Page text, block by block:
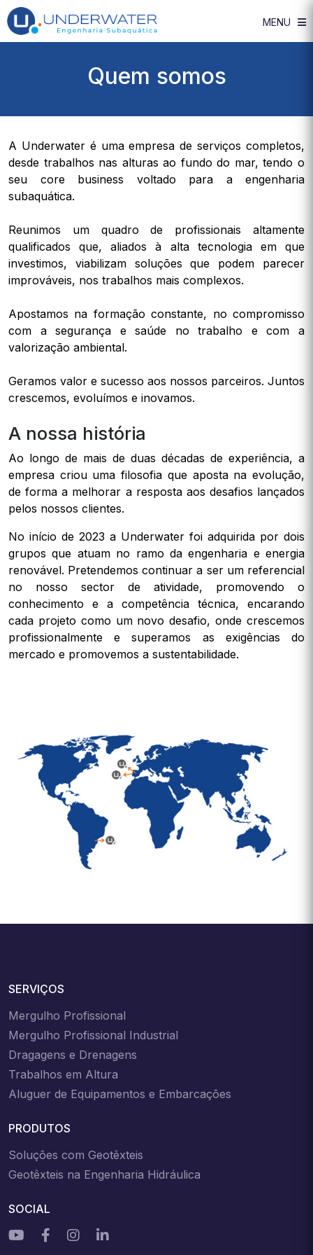
MENU
Quem somos
A Underwater é uma empresa de serviços completos,
desde trabalhos nas alturas ao fundo do mar, tendo o
seu core business voltado para a engenharia
subaquática.
Reunimos um quadro de profissionais altamente
qualificados que, aliados à alta tecnologia em que
investimos, viabilizam soluções que podem parecer
improváveis, nos trabalhos mais complexos.
Apostamos na formação constante, no compromisso
com a segurança e saúde no trabalho e com a
valorização ambiental.
Geramos valor e sucesso aos nossos parceiros. Juntos
crescemos, evoluímos e inovamos.
A nossa história
Ao longo de mais de duas décadas de experiência, a
empresa criou uma filosofia que aposta na evolução,
de forma a melhorar a resposta aos desafios lançados
pelos nossos clientes.
No início de 2023 a Underwater foi adquirida por dois
grupos que atuam no ramo da engenharia e energia
renovável. Pretendemos continuar a ser um referencial
no nosso sector de atividade, promovendo o
conhecimento e a competência técnica, encarando
cada projeto como um novo desafio, onde crescemos
profissionalmente e superamos as exigências do
mercado e promovemos a sustentabilidade.
SERVIÇOS
Mergulho Profissional
Mergulho Profissional Industrial
Dragagens e Drenagens
Trabalhos em Altura
Aluguer de Equipamentos e Embarcações
PRODUTOS
Soluções com Geotêxteis
Geotêxteis na Engenharia Hidráulica
SOCIAL